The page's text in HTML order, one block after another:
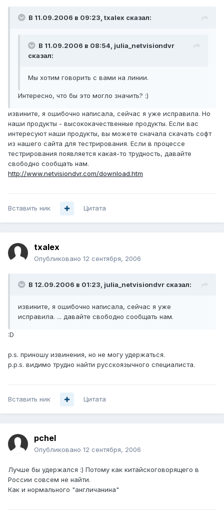
В 11.09.2006 в 09:23, txalex сказал:
В 11.09.2006 в 08:54, julia_netvisiondvr
сказал:
Мы хотим говорить с вами на линии.
Интересно, что бы это могло значить? :)
извините, я ошибочно написала, сейчас я уже исправила. Но
наши продукты - высококачественные продукты. Если вас
интересуют наши продукты, вы можете сначала скачать софт
из нашего сайта для тестрирования. Если в процессе
тестрирования появляется какая-то трудность, давайте
свободно сообщать нам.
http://www.netvisiondvr.com/download.htm
Вставить ник Цитата
txalex
Опубликовано 12 сентября, 2006
В 12.09.2006 в 01:23, julia_netvisiondvr сказал:
извините, я ошибочно написала, сейчас я уже
исправила. ... давайте свободно сообщать нам.
:D
p.s. приношу извинения, но не могу удержаться.
p.p.s. видимо трудно найти русскоязычного специалиста.
Вставить ник Цитата
pchel
Опубликовано 12 сентября, 2006
Лучше бы удержался :) Потому как китайскоговорящего в
России совсем не найти.
Как и нормального "англичанина"